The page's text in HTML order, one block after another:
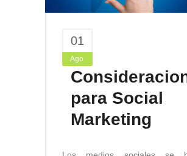
01
Ago
para Social
Marketing